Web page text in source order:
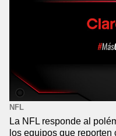
NFL
La NFL responde al
los equipos que